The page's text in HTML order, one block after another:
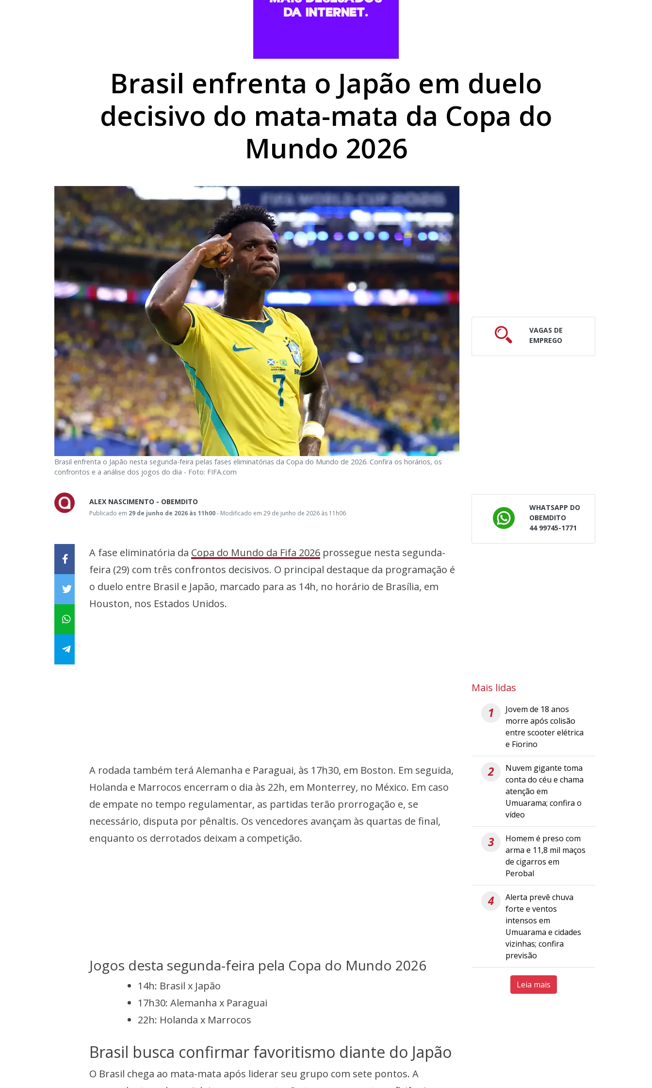
Cesta básica sobe 3,68% em agosto e chega a R$ 496,36 em Umuarama
Brasil enfrenta o Japão em duelo
decisivo do mata-mata da Copa do
Mundo 2026
Brasil enfrenta o Japão nesta segunda-feira pelas fases eliminatórias da Copa do Mundo de 2026. Confira os horários, os
confrontos e a análise dos jogos do dia - Foto: FIFA.com
ALEX NASCIMENTO - OBEMDITO
Publicado em 29 de junho de 2026 às 11h00- Modificado em 29 de junho de 2026 às 11h06
A fase eliminatória da Copa do Mundo da Fifa 2026 prossegue nesta segunda-
feira (29) com três confrontos decisivos. O principal destaque da programação é
o duelo entre Brasil e Japão, marcado para as 14h, no horário de Brasília, em
Houston, nos Estados Unidos.
A rodada também terá Alemanha e Paraguai, às 17h30, em Boston. Em seguida,
Holanda e Marrocos encerram o dia às 22h, em Monterrey, no México. Em caso
de empate no tempo regulamentar, as partidas terão prorrogação e, se
necessário, disputa por pênaltis. Os vencedores avançam às quartas de final,
enquanto os derrotados deixam a competição.
Jogos desta segunda-feira pela Copa do Mundo 2026
14h: Brasil x Japão
17h30: Alemanha x Paraguai
22h: Holanda x Marrocos
Brasil busca confirmar favoritismo diante do Japão
O Brasil chega ao mata-mata após liderar seu grupo com sete pontos. A
VAGAS DE
EMPREGO
WHATSAPP DO
OBEMDITO
44 99745-1771
Mais lidas
1
Jovem de 18 anos
morre após colisão
entre scooter elétrica
e Fiorino
2
Nuvem gigante toma
conta do céu e chama
atenção em
Umuarama; confira o
vídeo
3
Homem é preso com
arma e 11,8 mil maços
de cigarros em
Perobal
4
Alerta prevê chuva
forte e ventos
intensos em
Umuarama e cidades
vizinhas; confira
previsão
Leia mais